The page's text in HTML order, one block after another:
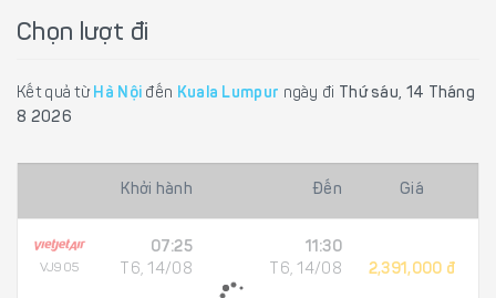
Chọn lượt đi
Kết quả từ Hà Nội đến Kuala Lumpur ngày đi
Thứ sáu, 14 Tháng
8 2026
Khởi hành Đến Giá
VJ905
07:25
T6, 14/08
11:30
T6, 14/08
2,391,000 đ